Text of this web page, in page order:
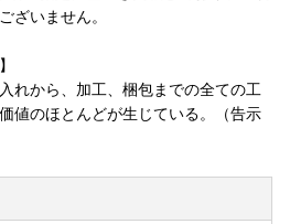
ざいません。
れから、加工、梱包までの全ての工
値のほとんどが生じている。（告示